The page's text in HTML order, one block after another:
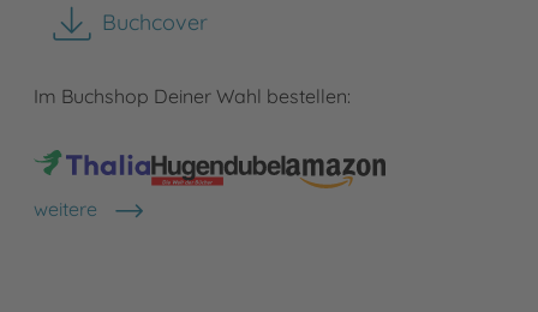
Buchcover
herunterladen
Im Buchshop Deiner Wahl bestellen:
weitere
Shops anzeigen